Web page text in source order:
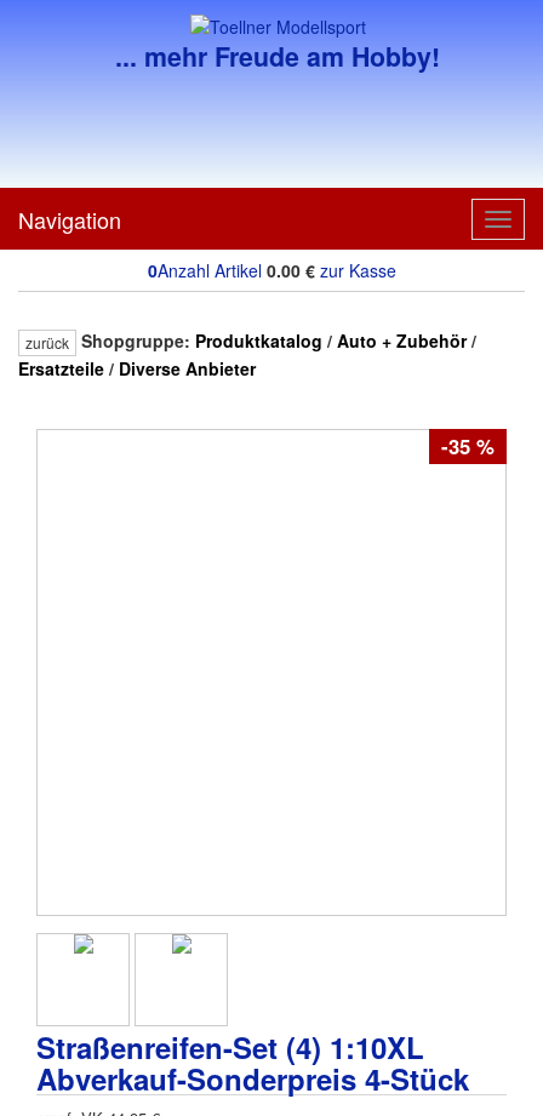
... mehr Freude am Hobby!
Navigation
0Anzahl Artikel 0.00€ zur Kasse
zurück Shopgruppe: Produktkatalog / Auto + Zubehör/
Ersatzteile / Diverse Anbieter
-35 %
Straßenreifen-Set (4) 1:10XL
Abverkauf-Sonderpreis 4-Stück